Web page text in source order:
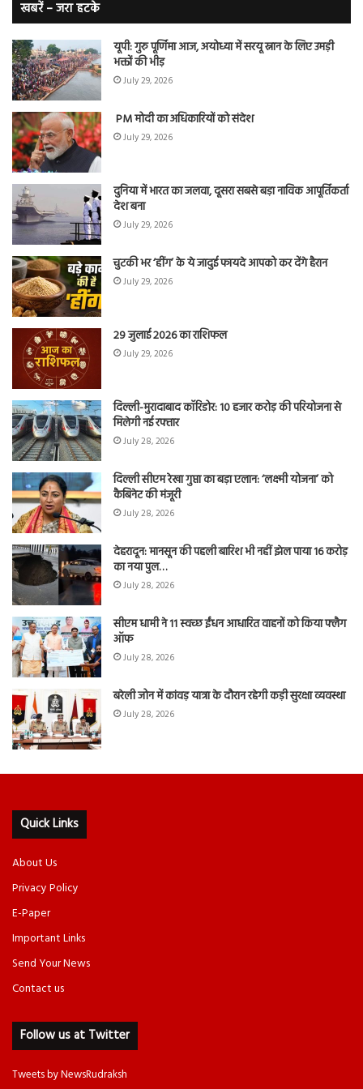
खबरें – जरा हटके
यूपी: गुरु पूर्णिमा आज, अयोध्या में सरयू स्नान के लिए उमड़ी
भक्तों की भीड़
July 29, 2026
PM मोदी का अधिकारियों को संदेश
July 29, 2026
दुनिया में भारत का जलवा, दूसरा सबसे बड़ा नाविक आपूर्तिकर्ता
देश बना
July 29, 2026
चुटकी भर ‘हींग’ के ये जादुई फायदे आपको कर देंगे हैरान
July 29, 2026
29 जुलाई 2026 का राशिफल
July 29, 2026
दिल्ली-मुरादाबाद कॉरिडोर: 10 हजार करोड़ की परियोजना से
मिलेगी नई रफ्तार
July 28, 2026
दिल्ली सीएम रेखा गुप्ता का बड़ा एलान: ‘लक्ष्मी योजना’ को
कैबिनेट की मंजूरी
July 28, 2026
देहरादून: मानसून की पहली बारिश भी नहीं झेल पाया 16 करोड़
का नया पुल…
July 28, 2026
सीएम धामी ने 11 स्वच्छ ईंधन आधारित वाहनों को किया फ्लैग
ऑफ
July 28, 2026
बरेली जोन में कांवड़ यात्रा के दौरान रहेगी कड़ी सुरक्षा व्यवस्था
July 28, 2026
Quick Links
About Us
Privacy Policy
E-Paper
Important Links
Send Your News
Contact us
Follow us at Twitter
Tweets by NewsRudraksh